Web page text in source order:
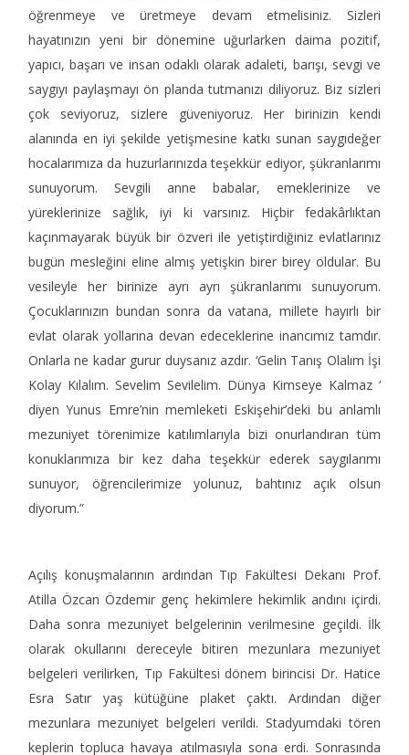
öğrenmeye ve üretmeye devam etmelisiniz. Sizleri
hayatınızın yeni bir dönemine uğurlarken daima pozitif,
yapıcı, başarı ve insan odaklı olarak adaleti, barışı, sevgi ve
saygıyı paylaşmayı ön planda tutmanızı diliyoruz. Biz sizleri
çok seviyoruz, sizlere güveniyoruz. Her birinizin kendi
alanında en iyi şekilde yetişmesine katkı sunan saygıdeğer
hocalarımıza da huzurlarınızda teşekkür ediyor, şükranlarımı
sunuyorum. Sevgili anne babalar, emeklerinize ve
yüreklerinize sağlık, iyi ki varsınız. Hiçbir fedakârlıktan
kaçınmayarak büyük bir özveri ile yetiştirdiğiniz evlatlarınız
bugün mesleğini eline almış yetişkin birer birey oldular. Bu
vesileyle her birinize ayrı ayrı şükranlarımı sunuyorum.
Çocuklarınızın bundan sonra da vatana, millete hayırlı bir
evlat olarak yollarına devan edeceklerine inancımız tamdır.
Onlarla ne kadar gurur duysanız azdır. ‘Gelin Tanış Olalım İşi
Kolay Kılalım. Sevelim Sevilelim. Dünya Kimseye Kalmaz ‘
diyen Yunus Emre’nin memleketi Eskişehir’deki bu anlamlı
mezuniyet törenimize katılımlarıyla bizi onurlandıran tüm
konuklarımıza bir kez daha teşekkür ederek saygılarımı
sunuyor, öğrencilerimize yolunuz, bahtınız açık olsun
diyorum.”
Açılış konuşmalarının ardından Tıp Fakültesi Dekanı Prof.
Atilla Özcan Özdemir genç hekimlere hekimlik andını içirdi.
Daha sonra mezuniyet belgelerinin verilmesine geçildi. İlk
olarak okullarını dereceyle bitiren mezunlara mezuniyet
belgeleri verilirken, Tıp Fakültesi dönem birincisi Dr. Hatice
Esra Satır yaş kütüğüne plaket çaktı. Ardından diğer
mezunlara mezuniyet belgeleri verildi. Stadyumdaki tören
keplerin topluca havaya atılmasıyla sona erdi. Sonrasında